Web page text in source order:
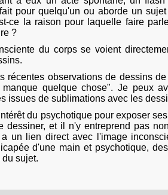
pour quelqu'un ou aborde un
ce la raison pour laquelle faire
?
du corps se voient
récentes observations de dessins
quelque chose". Je peux
issues de sublimations avec les
du psychotique pour exposer
dessiner, et il n'y entreprend pas
un lien direct avec l'image
d'une main et psychotique,
sujet.